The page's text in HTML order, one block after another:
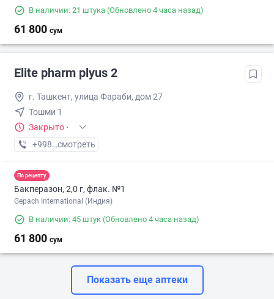
В наличии: 21 штука (Обновлено 4 часа назад)
61 800 сум
Elite pharm plyus 2
г. Ташкент, улица Фараби, дом 27
Тошми 1
Закрыто ·
+998 (77) XXX-XX-XX
смотреть
По рецепту
Бакперазон, 2,0 г, флак. №1
Gepach International (Индия)
В наличии: 45 штук (Обновлено 4 часа назад)
61 800 сум
Показать еще аптеки